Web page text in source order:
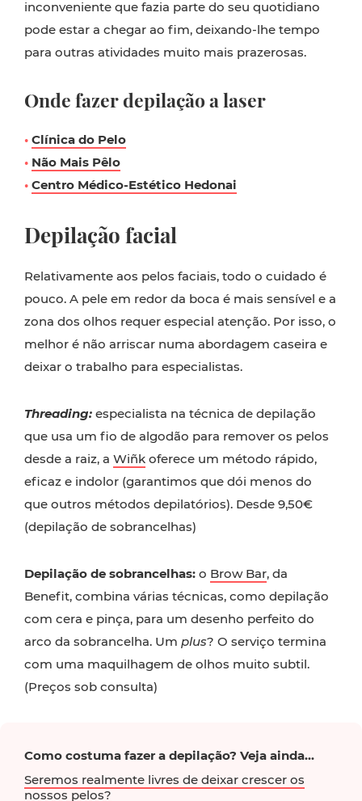
inconveniente que fazia parte do seu quotidiano
pode estar a chegar ao fim, deixando-lhe tempo
para outras atividades muito mais prazerosas.
Onde fazer depilação a laser
• Clínica do Pelo
• Não Mais Pêlo
• Centro Médico-Estético Hedonai
Depilação facial
Relativamente aos pelos faciais, todo o cuidado é
pouco. A pele em redor da boca é mais sensível e a
zona dos olhos requer especial atenção. Por isso, o
melhor é não arriscar numa abordagem caseira e
deixar o trabalho para especialistas.
Threading: especialista na técnica de depilação
que usa um fio de algodão para remover os pelos
desde a raiz, a Wiñk oferece um método rápido,
eficaz e indolor (garantimos que dói menos do
que outros métodos depilatórios). Desde 9,50€
(depilação de sobrancelhas)
Depilação de sobrancelhas: o Brow Bar, da
Benefit, combina várias técnicas, como depilação
com cera e pinça, para um desenho perfeito do
arco da sobrancelha. Um plus? O serviço termina
com uma maquilhagem de olhos muito subtil.
(Preços sob consulta)
Como costuma fazer a depilação? Veja ainda...
Seremos realmente livres de deixar crescer os
nossos pelos?